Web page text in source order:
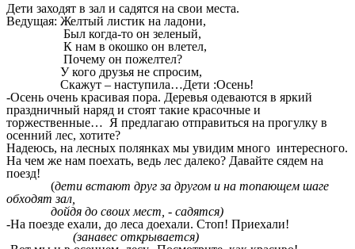
Дети заходят в зал и садятся на свои места.
Ведущая: Желтый листик на ладони,
Был когда-то он зеленый,
К нам в окошко он влетел,
Почему он пожелтел?
У кого друзья не спросим,
Скажут – наступила…Дети :Осень!
-Осень очень красивая пора. Деревья одеваются в яркий
праздничный наряд и стоят такие красочные и
торжественные… Я предлагаю отправиться на прогулку в
осенний лес, хотите?
Надеюсь, на лесных полянках мы увидим много интересного.
На чем же нам поехать, ведь лес далеко? Давайте сядем на
поезд!
(дети встают друг за другом и на топающем шаге
обходят зал,
дойдя до своих мест, - садятся)
-На поезде ехали, до леса доехали. Стоп! Приехали!
(занавес открывается)